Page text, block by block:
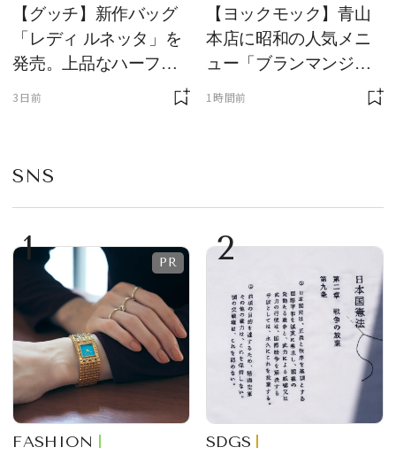
【グッチ】新作バッグ
「レディ ルネッタ」を
発売。上品なハーフム
ーン型がスタイリング
3日前
【ヨックモック】青山
本店に昭和の人気メニ
ュー「ブランマンジ
ェ」「ダックワーズ」
1時間前
SNS
1
FASHION
2
SDGS